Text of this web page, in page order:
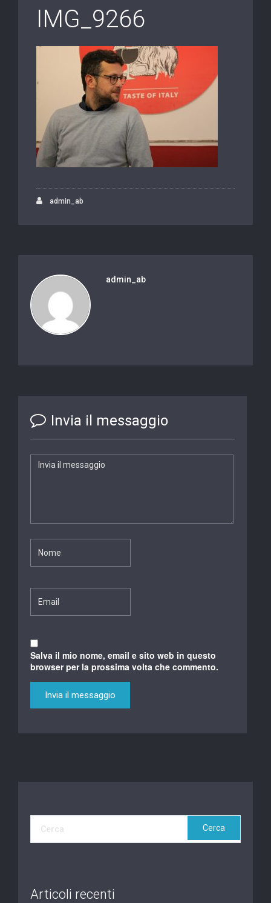
IMG_9266
admin_ab
admin_ab
Invia il messaggio
Salva il mio nome, email e sito web in questo
browser per la prossima volta che commento.
Articoli recenti